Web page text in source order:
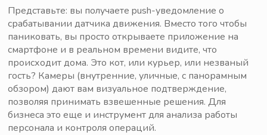
Представьте: вы получаете push-уведомление о
срабатывании датчика движения. Вместо того чтобы
паниковать, вы просто открываете приложение на
смартфоне и в реальном времени видите, что
происходит дома. Это кот, или курьер, или незваный
гость? Камеры (внутренние, уличные, с панорамным
обзором) дают вам визуальное подтверждение,
позволяя принимать взвешенные решения. Для
бизнеса это еще и инструмент для анализа работы
персонала и контроля операций.